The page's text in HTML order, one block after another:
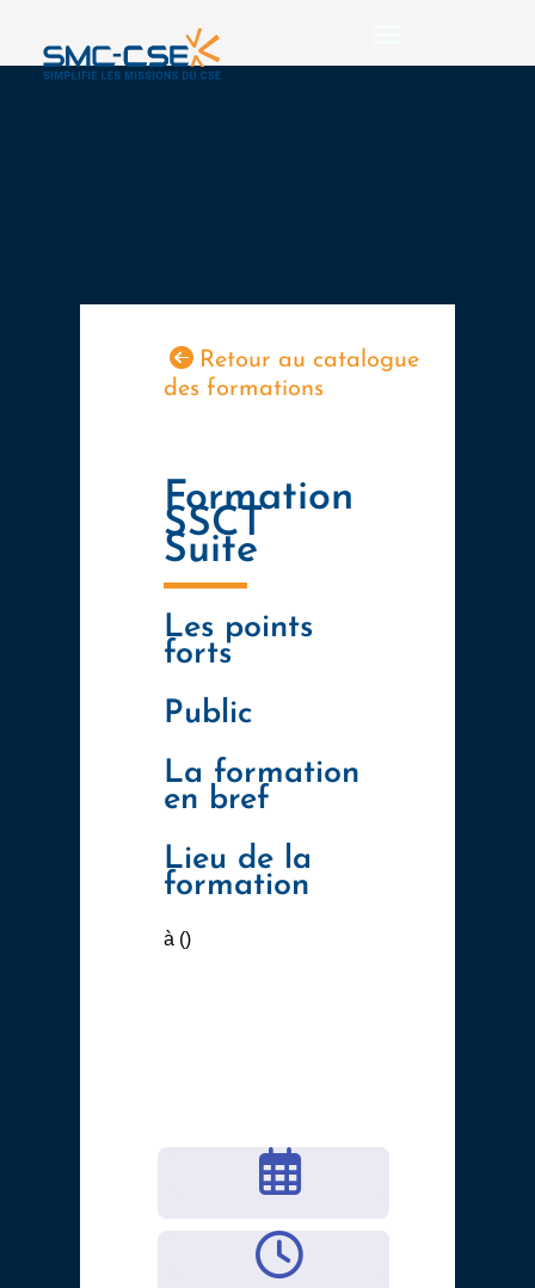
contenu
Retour au catalogue
des formations
Formation
SSCT
Suite
Les points
forts
Public
La formation
en bref
Lieu de la
formation
à ()